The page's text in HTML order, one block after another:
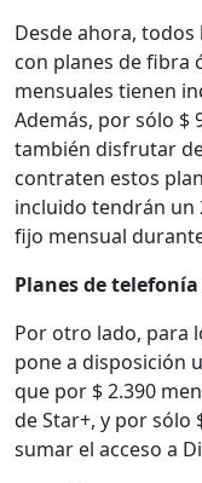
Desde ahora,
con planes de fibra
mensuales tienen
Además, por sólo $
también disfrutar
contraten estos
incluido tendrán un
fijo mensual
Planes de
Por otro lado, para
pone a disposición
que por $ 2.390
de Star+, y por sólo
sumar el acceso a